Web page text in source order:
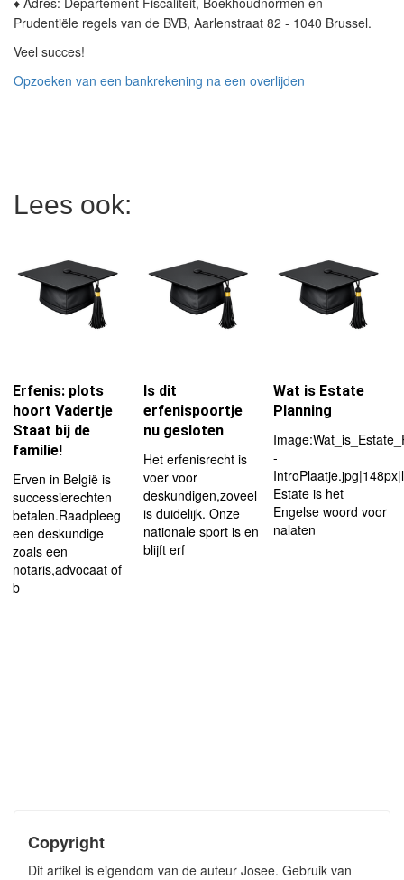
Prudentiële regels van de BVB, Aarlenstraat 82 - 1040 Brussel.
Veel succes!
Opzoeken van een bankrekening na een overlijden
Lees ook:
Erfenis: plots
hoort Vadertje
Staat bij de
familie!
Erven in België is
successierechten
betalen.Raadpleeg
een deskundige
zoals een
notaris,advocaat of
b
Is dit
erfenispoortje
nu gesloten
Het erfenisrecht is
voer voor
deskundigen,zoveel
is duidelijk. Onze
nationale sport is en
blijft erf
Wat is Estate
Planning
-
Estate is het
Engelse woord voor
nalaten
Copyright
Dit artikel is eigendom van de auteur Josee. Gebruik van